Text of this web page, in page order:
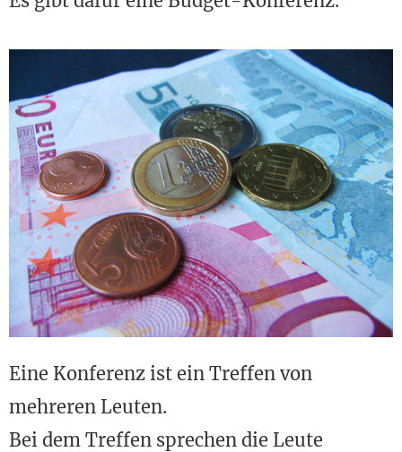
Eine Konferenz ist ein Treffen von
mehreren Leuten.
Bei dem Treffen sprechen die Leute